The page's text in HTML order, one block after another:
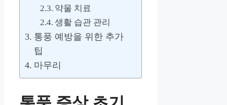
약물 치료
생활 습관 관리
통풍 예방을 위한 추가
팁
마무리